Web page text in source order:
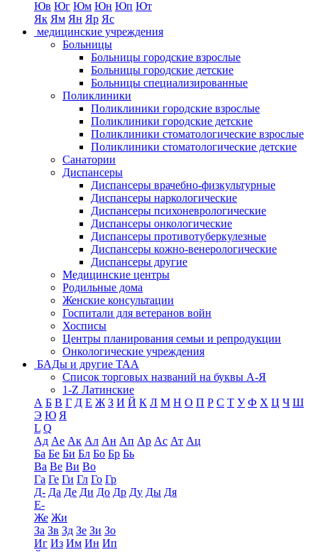
Юв Юг Юм Юн Юп Ют
Як Ям Ян Яр Яс
медицинские учреждения
Больницы
Больницы городские взрослые
Больницы городские детские
Больницы специализированные
Поликлиники
Поликлиники городские взрослые
Поликлиники городские детские
Поликлиники стоматологические взрослые
Поликлиники стоматологические детские
Санатории
Диспансеры
Диспансеры врачебно-физкультурные
Диспансеры наркологические
Диспансеры психоневрологические
Диспансеры онкологические
Диспансеры противотуберкулезные
Диспансеры кожно-венерологические
Диспансеры другие
Медицинские центры
Родильные дома
Женские консультации
Госпитали для ветеранов войн
Хосписы
Центры планирования семьи и репродукции
Онкологические учреждения
БАДы и другие ТАА
Список торговых названий на буквы А-Я
1-Z Латинские
А Б В Г Д Е Ж З И Й К Л М Н О П Р С Т У Ф Х Ц Ч Ш
Э Ю Я
L Q
Ад Ае Ак Ал Ан Ап Ар Ас Ат Ац
Ба Бе Би Бл Бо Бр Бь
Ва Ве Ви Во
Га Ге Ги Гл Го Гр
Д- Да Де Ди До Др Ду Ды Дя
Е-
Же Жи
За Зв Зд Зе Зи Зо
Иг Из Им Ин Ип